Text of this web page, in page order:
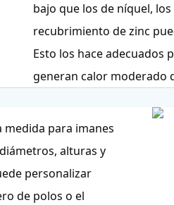
bajo que los de níquel,
recubrimiento de zinc
Esto los hace adecuados
generan calor moderado
medida para imanes
alturas y
personalizar
de polos o el